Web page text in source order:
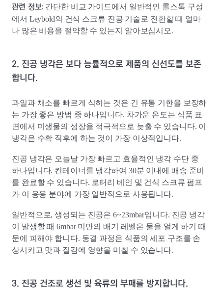
관련 정보: 간단한 비교 가이드에서 일반적인 롤스톡 구성
에서 Leybold의 건식 스크류 진공 기술로 전환할 때 얼마
나 많은 비용을 절약할 수 있는지 알아보십시오.
2. 진공 냉각은 보다 능률적으로 제품의 신선도를 보존
합니다.
과일과 채소를 빠르게 식히는 것은 긴 유통 기한을 보장하
는 가장 좋은 방법 중 하나입니다. 차가운 온도는 식품 표
면에서 미생물의 성장을 적극적으로 늦출 수 있습니다. 이
냉각은 수확 직후에 하는 것이 가장 이상적입니다.
진공 냉각은 오늘날 가장 빠르고 효율적인 냉각 수단 중
하나입니다. 컨테이너를 냉각하여 30분 이내에 배송 준비
를 완료할 수 있습니다. 로터리 베인 및 건식 스크류 펌프
가 이 응용 분야에 가장 일반적으로 사용됩니다.
일반적으로, 생성되는 진공은 6~23mbar입니다. 진공 냉각
이 발생할 때 6mbar 미만의 배기 레벨은 물을 얼게 하기 때
문에 피해야 합니다. 동결 과정은 식품의 세포 구조를 손
상시키고 맛과 질감에 영향을 미칠 수 있습니다.
3. 진공 건조로 생선 및 육류의 부패를 방지합니다.